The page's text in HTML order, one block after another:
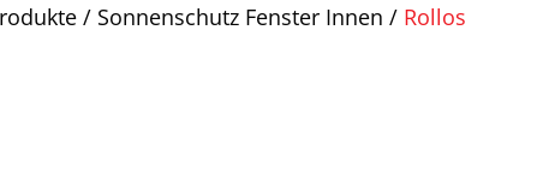
/ Sonnenschutz Fenster Innen / Rollos